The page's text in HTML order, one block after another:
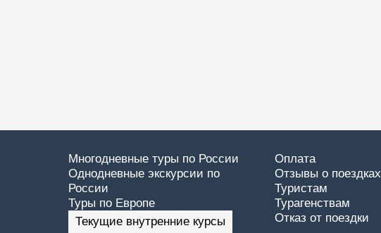
Многодневные туры по России
Однодневные экскурсии по
России
Туры по Европе
Текущие внутренние курсы
Оплата
Отзывы о поездках
Туристам
Турагенствам
Отказ от поездки